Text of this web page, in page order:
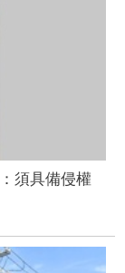
須具備侵權